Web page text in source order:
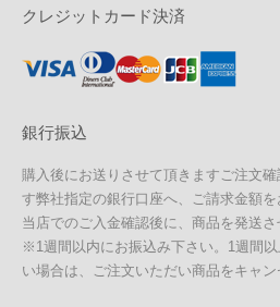
クレジットカード決済
銀行振込
購入後にお送りさせて頂きますご注文
す弊社指定の銀行口座へ、ご請求金額を
当店でのご入金確認後に、商品を発送さ
※1週間以内にお振込み下さい。1週間
い場合は、ご注文いただい商品をキャ